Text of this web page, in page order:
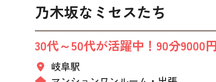
乃木坂なミセスたち
30代～50代が活躍中！90分9000
岐阜駅